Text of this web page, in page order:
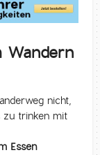
Wandern
nicht,
zu trinken mit
Essen